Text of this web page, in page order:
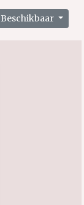
Beschikbaar